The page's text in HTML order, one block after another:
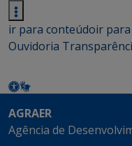
ir para conteúdoir
Ouvidoria
AGRAER
Agência de